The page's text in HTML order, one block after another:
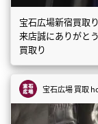
宝石広場新宿買取
来店誠にありがと
買取り
宝石広場 買取